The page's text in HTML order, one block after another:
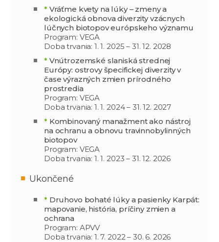
*Vráťme kvety na lúky – zmeny a
ekologická obnova diverzity vzácnych
lúčnych biotopov európskeho významu
Program: VEGA
Doba trvania: 1. 1. 2025 – 31. 12. 2028
*Vnútrozemské slaniská strednej
Európy: ostrovy špecifickej diverzity v
čase výrazných zmien prírodného
prostredia
Program: VEGA
Doba trvania: 1. 1. 2024 – 31. 12. 2027
*Kombinovaný manažment ako nástroj
na ochranu a obnovu travinnobylinných
biotopov
Program: VEGA
Doba trvania: 1. 1. 2023 – 31. 12. 2026
Ukončené
*Druhovo bohaté lúky a pasienky Karpát:
mapovanie, história, príčiny zmien a
ochrana
Program: APVV
Doba trvania: 1. 7. 2022 – 30. 6. 2026